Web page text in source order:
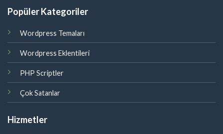
Popüler Kategoriler
Wordpress Temaları
Wordpress Eklentileri
PHP Scriptler
Çok Satanlar
Hizmetler